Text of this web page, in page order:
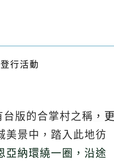
行活動
版的合掌村之稱 ，更
美景中，踏入此地彷
亞納環繞一圈，沿途